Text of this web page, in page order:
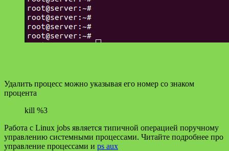
Удалить процесс можно указывая его номер со знаком
процента
kill %3
Работа с Linux jobs является типичной операцией поручному
управлению системными процессами. Читайте подробнее про
управление процессами и ps aux